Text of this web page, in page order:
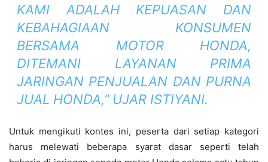
KAMI ADALAH KEPUASAN DAN
KEBAHAGIAAN KONSUMEN
BERSAMA MOTOR HONDA,
DITEMANI LAYANAN PRIMA
JARINGAN PENJUALAN DAN PURNA
JUAL HONDA,” UJAR ISTIYANI.
Untuk mengikuti kontes ini, peserta dari setiap kategori
harus melewati beberapa syarat dasar seperti telah